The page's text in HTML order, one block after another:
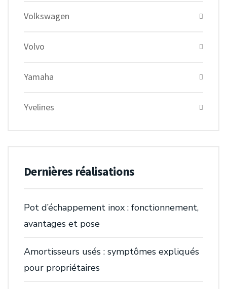
Volkswagen
Volvo
Yamaha
Yvelines
Dernières réalisations
Pot d’échappement inox : fonctionnement,
avantages et pose
Amortisseurs usés : symptômes expliqués
pour propriétaires